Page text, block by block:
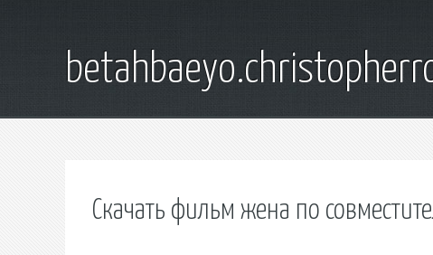
Скачать фильм жена по